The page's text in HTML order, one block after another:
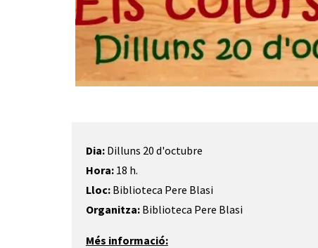
Dia: Dilluns 20 d'octubre
Hora: 18 h.
Lloc: Biblioteca Pere Blasi
Organitza: Biblioteca Pere Blasi
Més informació: